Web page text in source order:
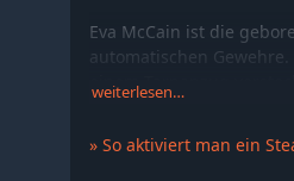
Eva McCain ist die
automatischen
einem Tarnanzug
der schwierigsten
weiterlesen…
» So aktiviert man ein